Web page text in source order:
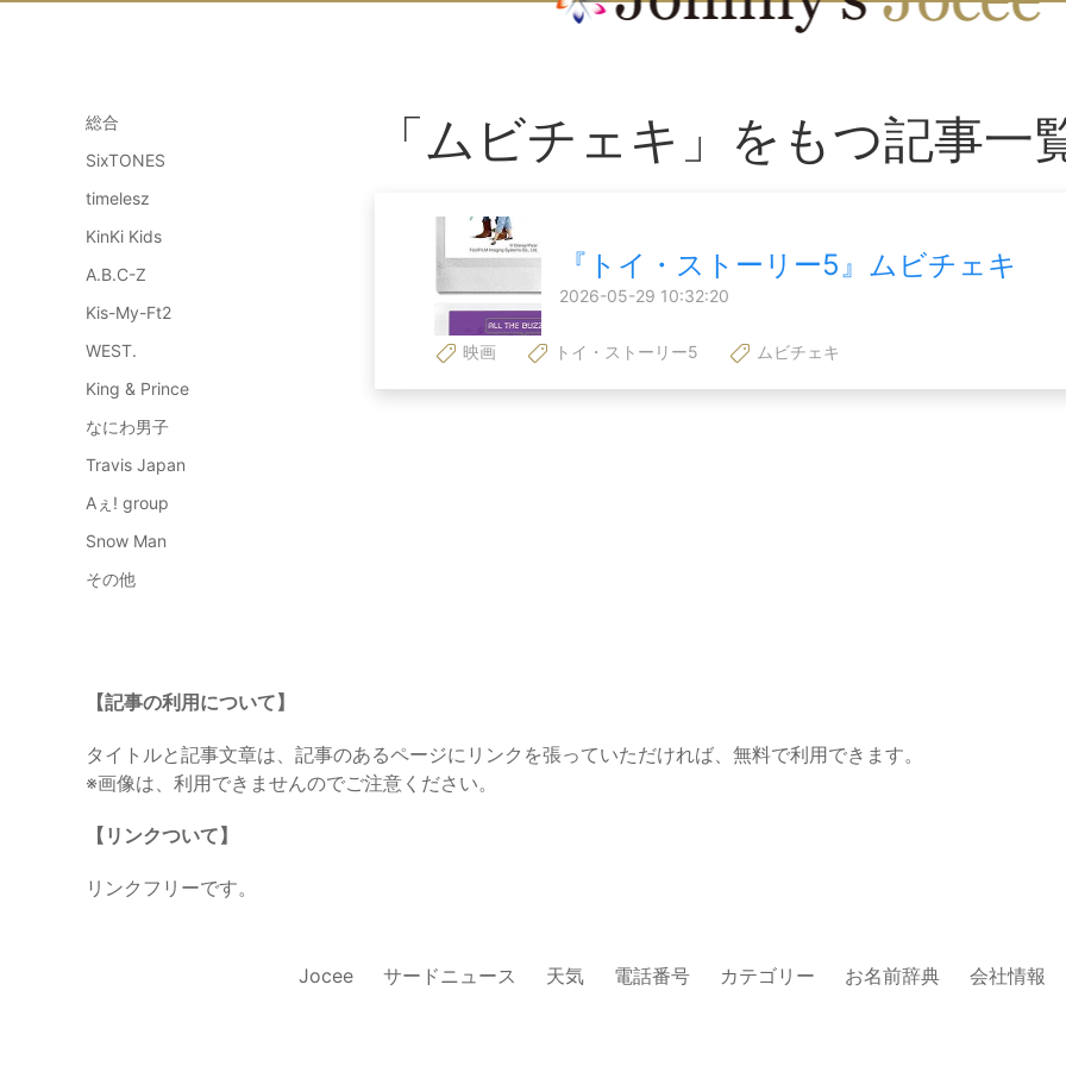
総合
SixTONES
timelesz
KinKi Kids
A.B.C-Z
Kis-My-Ft2
WEST.
King & Prince
なにわ男子
Travis Japan
Aぇ! group
Snow Man
その他
「ムビチェキ」をもつ記事一
『トイ・ストーリー5』ムビチェキ
2026-05-29 10:32:20
映画 トイ・ストーリー5 ムビチェキ
【記事の利用について】
タイトルと記事文章は、記事のあるページにリンクを張っていただければ、無料で利用できます。
※画像は、利用できませんのでご注意ください。
【リンクついて】
リンクフリーです。
Jocee サードニュース 天気 電話番号 カテゴリー お名前辞典 会社情報